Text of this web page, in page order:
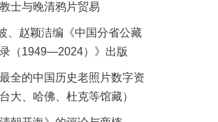
士与晚清鸦片贸易
、赵颖洁编《中国分省公藏
（1949—2024）》出版
全的中国历史老照片数字资
大、哈佛、杜克等馆藏）